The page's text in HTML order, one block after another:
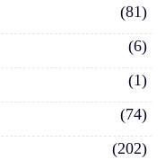
(81)
(6)
(1)
(74)
(202)